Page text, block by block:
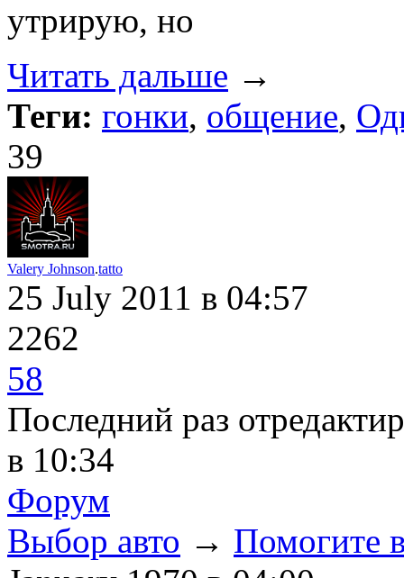
утрирую, но
Читать дальше →
Теги: гонки, общение,
39
Valery Johnson.tatto
25 July 2011 в 04:57
2262
58
Последний раз
в 10:34
Форум
Выбор авто → Помогите